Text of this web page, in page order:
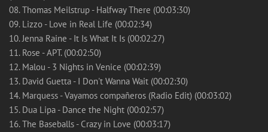
08. Thomas Meilstrup - Halfway There (00:03:30)
09. Lizzo - Love in Real Life (00:02:34)
10. Jenna Raine - It Is What It Is (00:02:27)
11. Rose - APT. (00:02:50)
12. Malou - 3 Nights in Venice (00:02:39)
13. David Guetta - I Don't Wanna Wait (00:02:30)
14. Marquess - Vayamos compañeros (Radio Edit) (00:03:02)
15. Dua Lipa - Dance the Night (00:02:57)
16. The Baseballs - Crazy in Love (00:03:17)